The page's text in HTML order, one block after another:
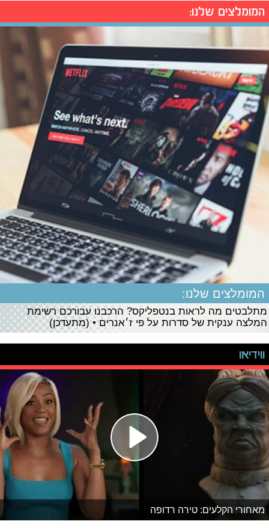
המומלצים שלנו:
המומלצים שלנו:
מתלבטים מה לראות בנטפליקס? הרכבנו עבורכם רשימת
המלצה ענקית של סדרות על פי ז׳אנרים • (מתעדכן)
ווידיאו
מאחורי הקלעים: טירה רדופה